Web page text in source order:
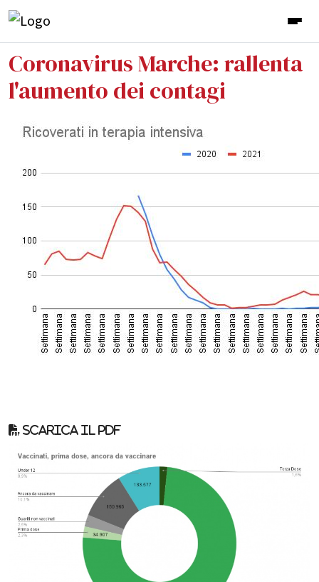
Coronavirus Marche: rallenta
l'aumento dei contagi
Scarica il pdf